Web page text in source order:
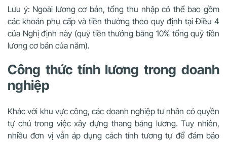
Lưu ý: Ngoài lương cơ bản, tổng thu nhập có thể bao gồm
các khoản phụ cấp và tiền thưởng theo quy định tại Điều 4
của Nghị định này (quỹ tiền thưởng bằng 10% tổng quỹ tiền
lương cơ bản của năm).
Công thức tính lương trong doanh
nghiệp
Khác với khu vực công, các doanh nghiệp tư nhân có quyền
tự chủ trong việc xây dựng thang bảng lương. Tuy nhiên,
nhiều đơn vị vẫn áp dụng cách tính tương tự để đảm bảo